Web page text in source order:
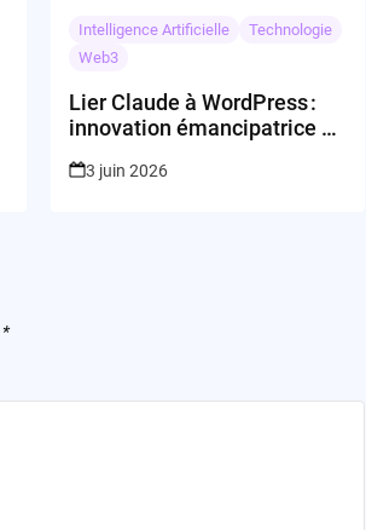
Intelligence Artificielle
Technologie
Web3
Lier Claude à WordPress :
innovation émancipatrice ou
3 juin 2026
*